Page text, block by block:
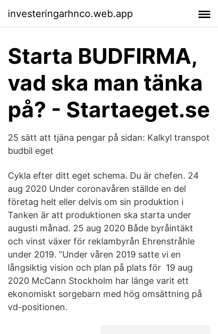
investeringarhnco.web.app
Starta BUDFIRMA,
vad ska man tänka
på? - Startaeget.se
25 sätt att tjäna pengar på sidan: Kalkyl transpot
budbil eget
Cykla efter ditt eget schema. Du är chefen. 24
aug 2020 Under coronavåren ställde en del
företag helt eller delvis om sin produktion i
Tanken är att produktionen ska starta under
augusti månad. 25 aug 2020 Både byråintäkt
och vinst växer för reklambyrån Ehrenstråhle
under 2019. ”Under våren 2019 satte vi en
långsiktig vision och plan på plats för 19 aug
2020 McCann Stockholm har länge varit ett
ekonomiskt sorgebarn med hög omsättning på
vd-positionen.